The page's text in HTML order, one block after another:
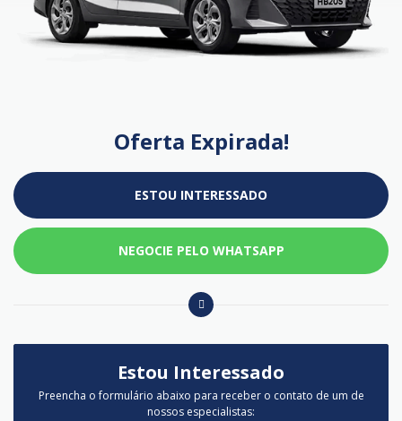
Oferta Expirada!
ESTOU INTERESSADO
NEGOCIE PELO WHATSAPP
Estou Interessado
Preencha o formulário abaixo para receber o contato de um de
nossos especialistas: